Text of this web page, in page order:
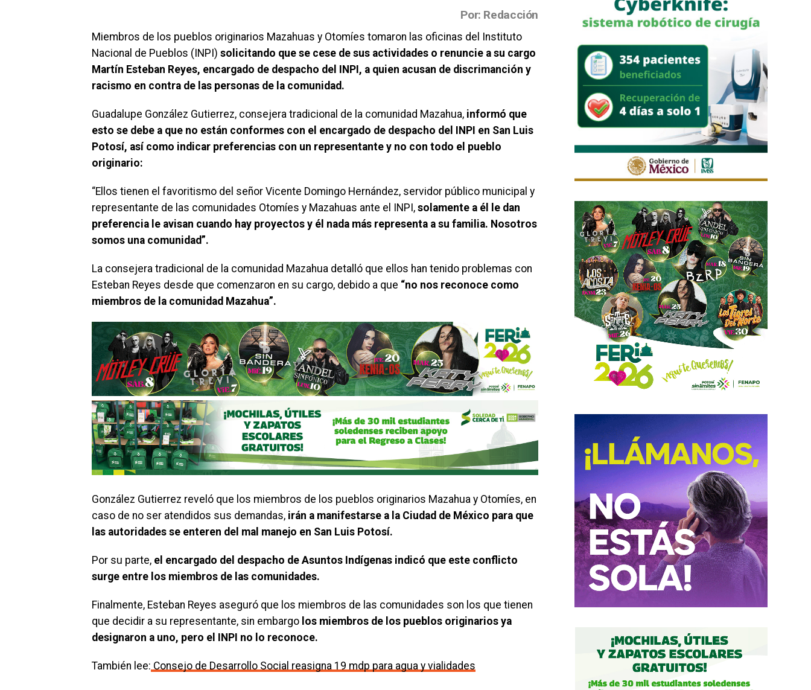
Por: Redacción
Miembros de los pueblos originarios Mazahuas y Otomíes tomaron las oficinas del Instituto
Nacional de Pueblos (INPI) solicitando que se cese de sus actividades o renuncie a su cargo
Martín Esteban Reyes, encargado de despacho del INPI, a quien acusan de discrimanción y
racismo en contra de las personas de la comunidad.
Guadalupe González Gutierrez, consejera tradicional de la comunidad Mazahua, informó que
esto se debe a que no están conformes con el encargado de despacho del INPI en San Luis
Potosí, así como indicar preferencias con un representante y no con todo el pueblo
originario:
“Ellos tienen el favoritismo del señor Vicente Domingo Hernández, servidor público municipal y
representante de las comunidades Otomíes y Mazahuas ante el INPI, solamente a él le dan
preferencia le avisan cuando hay proyectos y él nada más representa a su familia. Nosotros
somos una comunidad”.
La consejera tradicional de la comunidad Mazahua detalló que ellos han tenido problemas con
Esteban Reyes desde que comenzaron en su cargo, debido a que “no nos reconoce como
miembros de la comunidad Mazahua”.
González Gutierrez reveló que los miembros de los pueblos originarios Mazahua y Otomíes, en
caso de no ser atendidos sus demandas, irán a manifestarse a la Ciudad de México para que
las autoridades se enteren del mal manejo en San Luis Potosí.
Por su parte, el encargado del despacho de Asuntos Indígenas indicó que este conflicto
surge entre los miembros de las comunidades.
Finalmente, Esteban Reyes aseguró que los miembros de las comunidades son los que tienen
que decidir a su representante, sin embargo los miembros de los pueblos originarios ya
designaron a uno, pero el INPI no lo reconoce.
También lee: Consejo de Desarrollo Social reasigna 19 mdp para agua y vialidades